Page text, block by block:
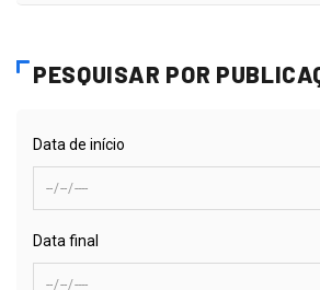
PESQUISAR POR
Data de início
Data final